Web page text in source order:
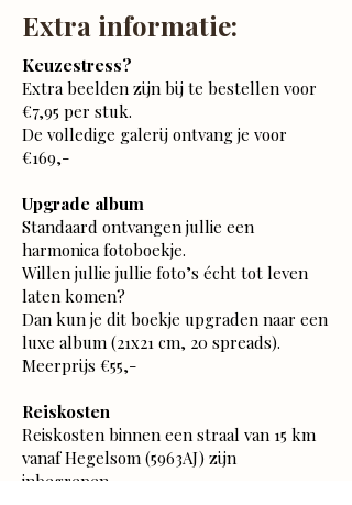
Extra informatie:
Keuzestress?
Extra beelden zijn bij te bestellen voor
€7,95 per stuk.
De volledige galerij ontvang je voor
€169,-
Upgrade album
Standaard ontvangen jullie een
harmonica fotoboekje.
Willen jullie jullie foto’s écht tot leven
laten komen?
Dan kun je dit boekje upgraden naar een
luxe album (21x21 cm, 20 spreads).
Meerprijs €55,-
Reiskosten
Reiskosten binnen een straal van 15 km
vanaf Hegelsom (5963AJ) zijn
inbegrepen.